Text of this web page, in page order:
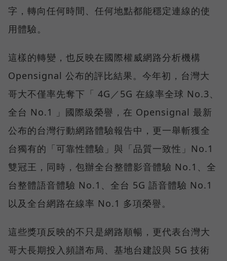
字，轉向任何時間、任何地點都能穩定連線的使
用體驗。
這樣的轉變，也反映在國際權威網路分析機構
Opensignal 公布的評比結果。今年初，台灣大
哥大不僅率先奪下「 4G／5G 在線率全球 No.3、
全台 No.1 」國際級榮譽，在 Opensignal 最新
公布的台灣行動網路體驗報告中，更一舉斬獲全
台獨有的「可靠性體驗」與「品質一致性」No.1
雙冠王，同時，包辦全台整體影音體驗 No.1、全
台整體語音體驗 No.1、全台 5G 語音體驗 No.1
以及全台網路在線率 No.1 多項榮譽。
這些獎項反映的不只是網路順暢，更代表台灣大
哥大長期投入頻譜布局、基地台建設與 5G 技術